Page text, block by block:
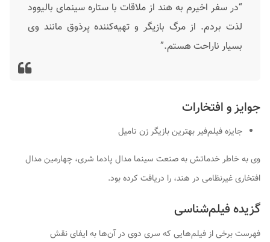
“در سفر اخیرم به هند از ملاقات با ستاره سینمای بالیوود
لذت بردم. از مرگ بازیگر و تهیه‌کننده پرذوق مانند وی
بسیار ناراحت هستم.”
جوایز و افتخارات
جایزه فیلم‌فیر بهترین بازیگر زن تامیل
وی به خاطر خدماتش به صنعت سینما مدال پادما شری، چهارمین مدال
افتخاری غیرنظامی در هند، را دریافت کرده بود.
گزیده فیلم‌شناسی
فهرست برخی از فیلم‌هایی که سری دوی در آن‌ها به ایفای نقش